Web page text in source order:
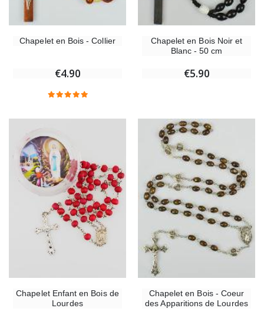
Chapelet en Bois - Collier
€4.90
Chapelet en Bois Noir et
Blanc - 50 cm
€5.90
Chapelet Enfant en Bois de
Lourdes
Chapelet en Bois - Coeur
des Apparitions de Lourdes